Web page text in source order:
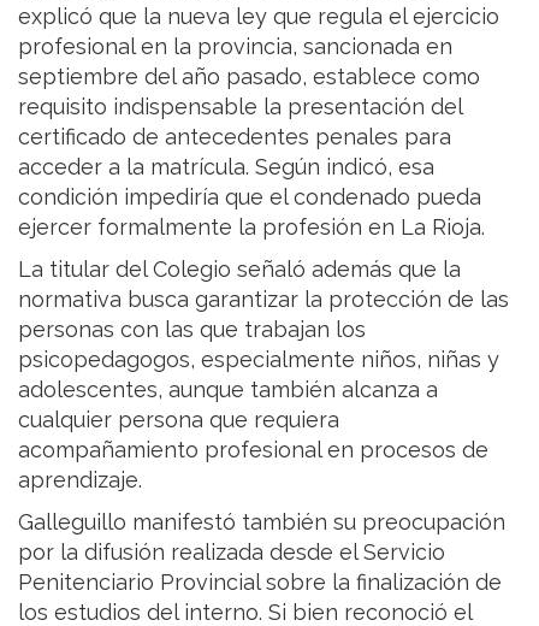
explicó que la nueva ley que regula el ejercicio
profesional en la provincia, sancionada en
septiembre del año pasado, establece como
requisito indispensable la presentación del
certificado de antecedentes penales para
acceder a la matrícula. Según indicó, esa
condición impediría que el condenado pueda
ejercer formalmente la profesión en La Rioja.
La titular del Colegio señaló además que la
normativa busca garantizar la protección de las
personas con las que trabajan los
psicopedagogos, especialmente niños, niñas y
adolescentes, aunque también alcanza a
cualquier persona que requiera
acompañamiento profesional en procesos de
aprendizaje.
Galleguillo manifestó también su preocupación
por la difusión realizada desde el Servicio
Penitenciario Provincial sobre la finalización de
los estudios del interno. Si bien reconoció el